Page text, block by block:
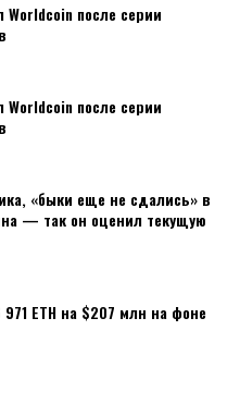
после серии
после серии
«быки еще не сдались» в
— так он оценил текущую
971 ETH на $207 млн на фоне